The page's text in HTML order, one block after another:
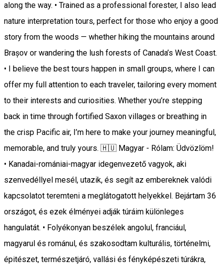
along the way. • Trained as a professional forester, I also lead
nature interpretation tours, perfect for those who enjoy a good
story from the woods — whether hiking the mountains around
Brașov or wandering the lush forests of Canada’s West Coast.
• I believe the best tours happen in small groups, where I can
offer my full attention to each traveler, tailoring every moment
to their interests and curiosities. Whether you’re stepping
back in time through fortified Saxon villages or breathing in
the crisp Pacific air, I’m here to make your journey meaningful,
memorable, and truly yours. 🇭🇺 Magyar - Rólam: Üdvözlöm!
• Kanadai-romániai-magyar idegenvezető vagyok, aki
szenvedéllyel mesél, utazik, és segít az embereknek valódi
kapcsolatot teremteni a meglátogatott helyekkel. Bejártam 36
országot, és ezek élményei adják túráim különleges
hangulatát. • Folyékonyan beszélek angolul, franciául,
magyarul és románul, és szakosodtam kulturális, történelmi,
épitészet, természetjáró, vallási és fényképészeti túrákra,